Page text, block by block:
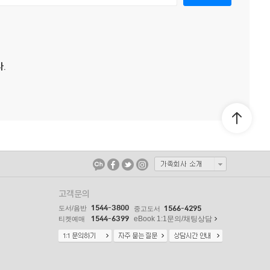
.
고객문의
도서/음반 1544-3800 중고도서 1566-4295
티켓예매 1544-6399 eBook 1:1문의/채팅상담